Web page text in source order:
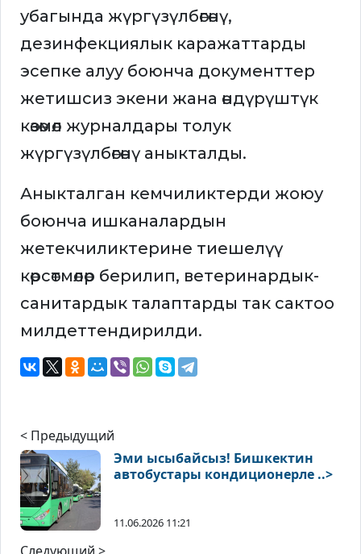
убагында жүргүзүлбөгөнү,
дезинфекциялык каражаттарды
эсепке алуу боюнча документтер
жетишсиз экени жана өндүрүштүк
көзөмөл журналдары толук
жүргүзүлбөгөнү аныкталды.
Аныкталган кемчиликтерди жоюу
боюнча ишканалардын
жетекчиликтерине тиешелүү
көрсөтмөлөр берилип, ветеринардык-
санитардык талаптарды так сактоо
милдеттендирилди.
< Предыдущий
Эми ысыбайсыз! Бишкектин
автобустары кондиционерле ..>
11.06.2026 11:21